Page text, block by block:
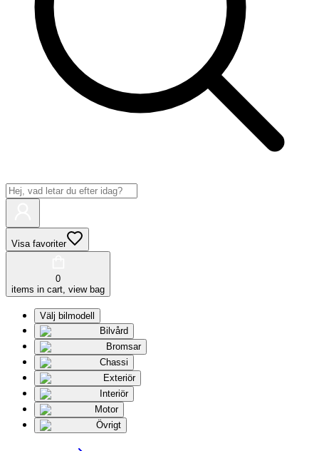
Visa favoriter
0
items in cart, view bag
Välj bilmodell
Bilvård
Bromsar
Chassi
Exteriör
Interiör
Motor
Övrigt